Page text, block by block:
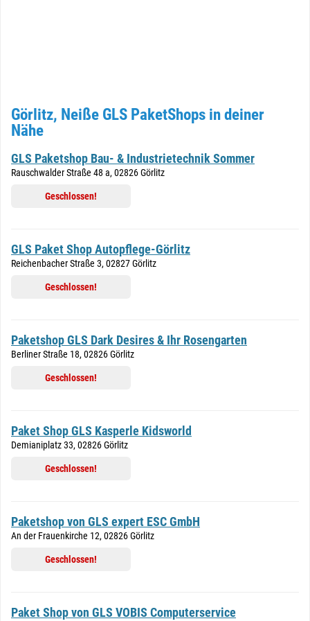
Görlitz, Neiße GLS PaketShops in deiner
Nähe
GLS Paketshop Bau- & Industrietechnik Sommer
Rauschwalder Straße 48 a, 02826 Görlitz
Geschlossen!
GLS Paket Shop Autopflege-Görlitz
Reichenbacher Straße 3, 02827 Görlitz
Geschlossen!
Paketshop GLS Dark Desires & Ihr Rosengarten
Berliner Straße 18, 02826 Görlitz
Geschlossen!
Paket Shop GLS Kasperle Kidsworld
Demianiplatz 33, 02826 Görlitz
Geschlossen!
Paketshop von GLS expert ESC GmbH
An der Frauenkirche 12, 02826 Görlitz
Geschlossen!
Paket Shop von GLS VOBIS Computerservice